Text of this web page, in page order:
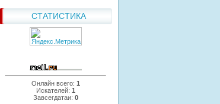
СТАТИСТИКА
Онлайн всего: 1
Искателей: 1
Завсегдатаи: 0